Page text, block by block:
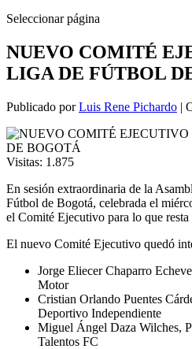
Seleccionar página
NUEVO COMITÉ
LIGA DE FÚTBOL
Publicado porLuis Rene Pichardo |
Visitas: 1.875
En sesión extraordinaria de la
Fútbol de Bogotá, celebrada el
el Comité Ejecutivo para lo que
El nuevo Comité Ejecutivo quedó
Jorge Eliecer Chaparro
Motor
Cristian Orlando Puentes
Deportivo Independiente
Miguel Ángel Daza Wilches,
Talentos FC